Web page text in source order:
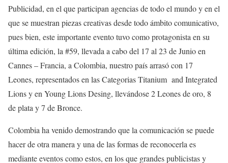
Publicidad, en el que participan agencias de todo el mundo y en el
que se muestran piezas creativas desde todo ámbito comunicativo,
pues bien, este importante evento tuvo como protagonista en su
última edición, la #59, llevada a cabo del 17 al 23 de Junio en
Cannes – Francia, a Colombia, nuestro país arrasó con 17
Leones, representados en las Categorias Titanium and Integrated
Lions y en Young Lions Desing, llevándose 2 Leones de oro, 8
de plata y 7 de Bronce.
Colombia ha venido demostrando que la comunicación se puede
hacer de otra manera y una de las formas de reconocerla es
mediante eventos como estos, en los que grandes publicistas y